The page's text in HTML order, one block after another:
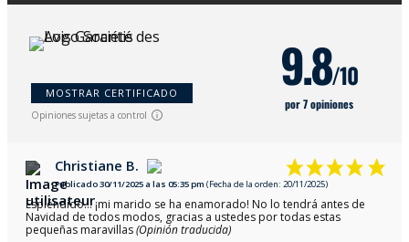
MOSTRAR CERTIFICADO
Opiniones sujetas a control
9.8/10
por 7 opiniones
Christiane B.
Publicado 30/11/2025 a las 05:35 pm (Fecha de la orden: 20/11/2025)
Espléndido... ¡mi marido se ha enamorado! No lo tendrá antes de
Navidad de todos modos, gracias a ustedes por todas estas
pequeñas maravillas(Opinión traducida)